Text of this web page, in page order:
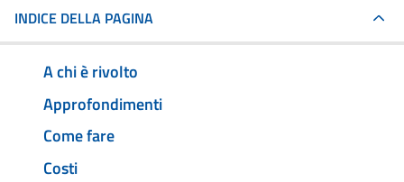
INDICE DELLA PAGINA
A chi è rivolto
Approfondimenti
Come fare
Costi